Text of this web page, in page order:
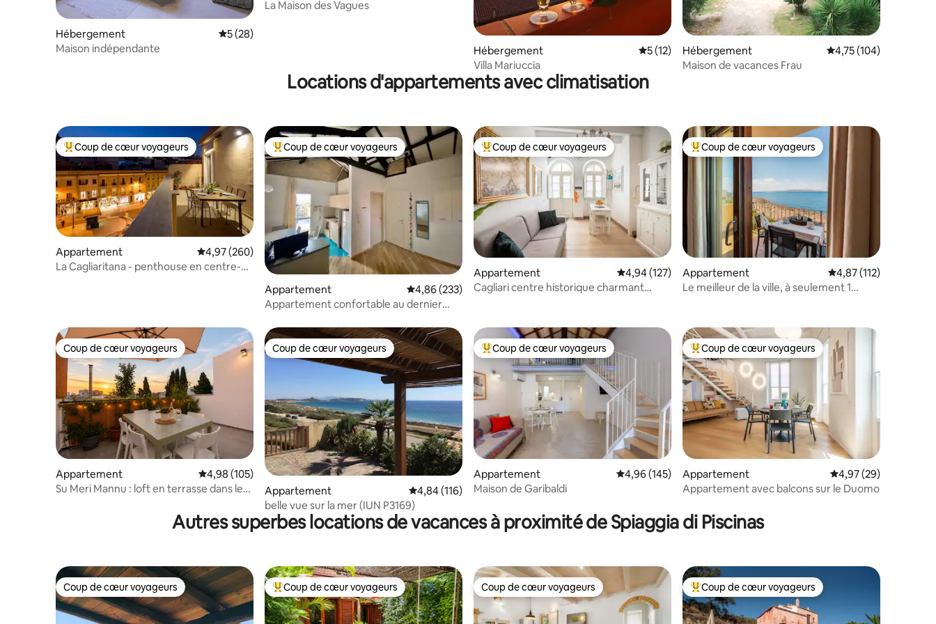
Hébergement Évaluation moyenne sur la base de 28 commentaires : 5 sur 5
5 (28)
Maison indépendante
La Maison des Vagues
Hébergement Évaluation moyenne sur la base de 12 commentaires : 5 sur 5
5 (12)
Villa Mariuccia
Hébergement Évaluation moyenne
4,75 (104)
Maison de vacances Frau
Locations d'appartements avec climatisation
Coups de cœur voyageurs les plus appréciés
Coup de cœur voyageurs
Appartement Évaluation moyenne sur la base de 260 commentaires : 4,97 sur 5
4,97 (260)
La Cagliaritana - penthouse en centre-
Coups de cœur voyageurs les plus appréciés
Coup de cœur voyageurs
Appartement Évaluation moyenne sur la base de 233 commentaires : 4,86 sur 5
4,86 (233)
Appartement confortable au dernier
Coups de cœur voyageurs les plus appréciés
Coup de cœur voyageurs
Appartement Évaluation moyenne sur la base de 127 commentaires : 4,94 sur 5
4,94 (127)
Cagliari centre historique charmant
Coups de cœur voyageurs les plus appréciés
Coup de cœur voyageurs
Appartement Évaluation moyenne
4,87 (112)
Le meilleur de la ville, à seulement 1
Coup de cœur voyageurs
Coup de cœur voyageurs
Appartement Évaluation moyenne sur la base de 105 commentaires : 4,98 sur 5
4,98 (105)
Su Meri Mannu : loft en terrasse dans le
Coup de cœur voyageurs
Coup de cœur voyageurs
Appartement Évaluation moyenne sur la base de 116 commentaires : 4,84 sur 5
4,84 (116)
belle vue sur la mer (IUN P3169)
Coups de cœur voyageurs les plus appréciés
Coup de cœur voyageurs
Appartement Évaluation moyenne sur la base de 145 commentaires : 4,96 sur 5
4,96 (145)
Maison de Garibaldi
Coups de cœur voyageurs les plus appréciés
Coup de cœur voyageurs
Appartement Évaluation moyenne
4,97 (29)
Appartement avec balcons sur le Duomo
Autres superbes locations de vacances à proximité de Spiaggia di Piscinas
Coup de cœur voyageurs
Coup de cœur voyageurs Coups de cœur voyageurs les plus appréciés
Coup de cœur voyageurs Coup de cœur voyageurs
Coup de cœur voyageurs Coups de cœur voyageurs les plus appréciés
Coup de cœur voyageurs